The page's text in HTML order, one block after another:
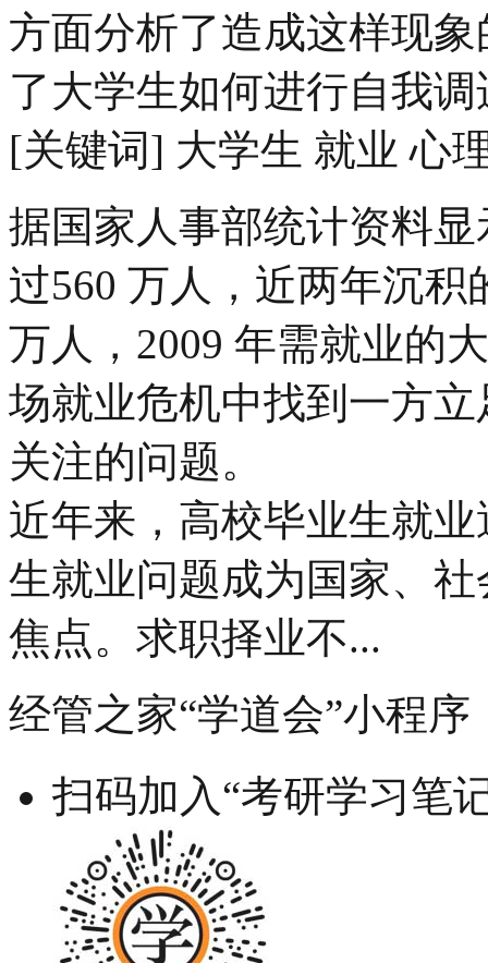
方面分析了造成这样现
了大学生如何进行自我调
[关键词] 大学生 就业 心
据国家人事部统计资料
过560 万人，近两年沉
万人，2009 年需就业的
场就业危机中找到一方
关注的问题。
近年来，高校毕业生就
生就业问题成为国家、
焦点。求职择业不...
经管之家“学道会”小程序
扫码加入“考研学习笔